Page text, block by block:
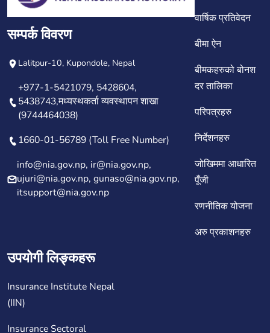
सम्पर्क विवरण
Lalitpur-10, Kupondole, Nepal
+977-1-5421079, 5428604,
5438743,मध्यस्थकर्ता व्यवस्थापन शाखा
(9744464038)
1660-01-56789 (Toll Free Number)
info@nia.gov.np, ir@nia.gov.np,
ujuri@nia.gov.np, gunaso@nia.gov.np,
itsupport@nia.gov.np
वार्षिक प्रतिवेदन
बीमा ऐन
बीमकहरुको बोनश
दर तालिका
परिपत्रहरु
निर्देशनहरु
जोखिममा आधारित
पूँजी
रणनीतिक योजना
अरु प्रकाशनहरु
उपयोगी लिङ्कहरू
Insurance Institute Nepal
(IIN)
Insurance Sectoral